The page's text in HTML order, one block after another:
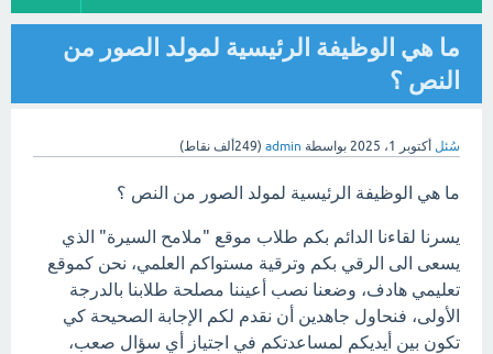
ما هي الوظيفة الرئيسية لمولد الصور من
النص ؟
سُئل أكتوبر 1، 2025 بواسطة admin
(249ألف نقاط)
ما هي الوظيفة الرئيسية لمولد الصور من النص ؟
يسرنا لقاءنا الدائم بكم طلاب موقع "ملامح السيرة" الذي
يسعى الى الرقي بكم وترقية مستواكم العلمي، نحن كموقع
تعليمي هادف، وضعنا نصب أعيننا مصلحة طلابنا بالدرجة
الأولى، فنحاول جاهدين أن نقدم لكم الإجابة الصحيحة كي
تكون بين أيديكم لمساعدتكم في اجتياز أي سؤال صعب،